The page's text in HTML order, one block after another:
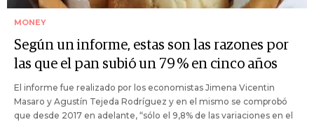
MONEY
Según un informe, estas son las razones por
las que el pan subió un 79 % en cinco años
El informe fue realizado por los economistas Jimena Vicentin
Masaro y Agustín Tejeda Rodríguez y en el mismo se comprobó
que desde 2017 en adelante, “sólo el 9,8% de las variaciones en el